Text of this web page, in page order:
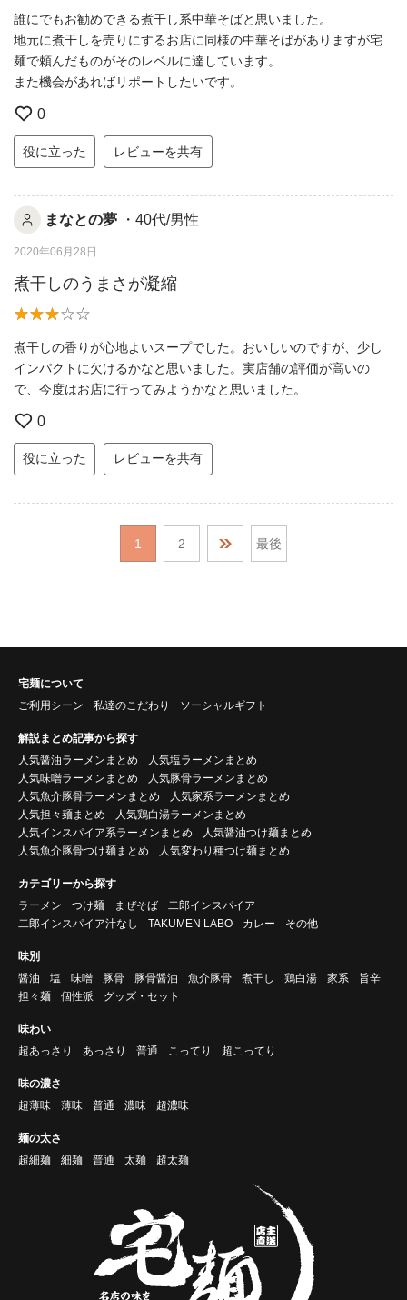
誰にでもお勧めできる煮干し系中華そばと思いました。
地元に煮干しを売りにするお店に同様の中華そばがありますが宅
麺で頼んだものがそのレベルに達しています。
また機会があればリポートしたいです。
0
役に立った レビューを共有
まなとの夢 ・40代/男性
2020年06月28日
煮干しのうまさが凝縮
煮干しの香りが心地よいスープでした。おいしいのですが、少し
インパクトに欠けるかなと思いました。実店舗の評価が高いの
で、今度はお店に行ってみようかなと思いました。
0
役に立った レビューを共有
1 2 最後
宅麺について
ご利用シーン
私達のこだわり ソーシャルギフト
解説まとめ記事から探す
人気醤油ラーメンまとめ
人気塩ラーメンまとめ
人気味噌ラーメンまとめ
人気豚骨ラーメンまとめ
人気魚介豚骨ラーメンまとめ
人気家系ラーメンまとめ
人気担々麺まとめ
人気鶏白湯ラーメンまとめ
人気インスパイア系ラーメンまとめ
人気醤油つけ麺まとめ
人気魚介豚骨つけ麺まとめ
人気変わり種つけ麺まとめ
カテゴリーから探す
ラーメン
つけ麺 まぜそば
二郎インスパイア
二郎インスパイア汁なし
TAKUMEN LABO カレー その他
味別
醤油
塩 味噌 豚骨 豚骨醤油 魚介豚骨 煮干し 鶏白湯 家系
旨辛
担々麺
個性派 グッズ・セット
味わい
超あっさり
あっさり 普通 こってり 超こってり
味の濃さ
超薄味
薄味 普通 濃味 超濃味
麺の太さ
超細麺
細麺 普通 太麺 超太麺